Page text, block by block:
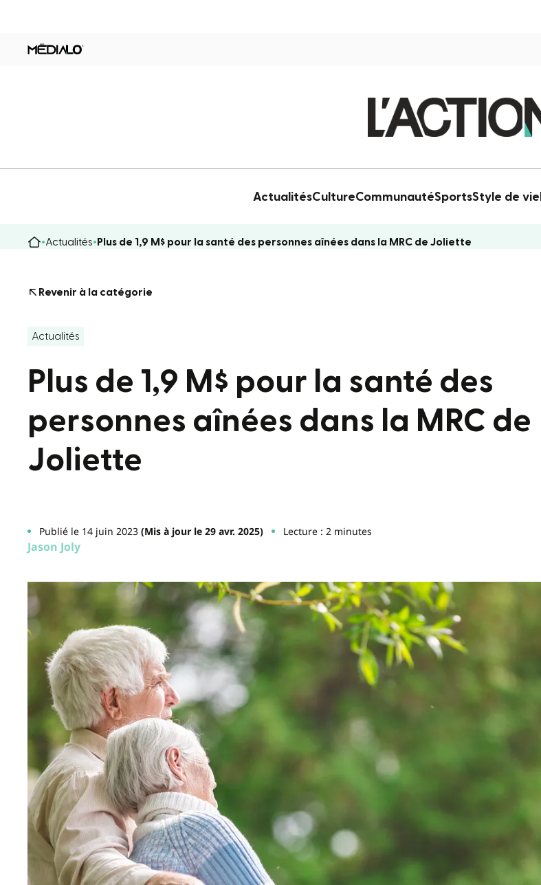
ActualitésCultureCommunautéSportsStyle de vie
Actualités Plus de 1,9 M$ pour la santé des personnes aînées dans la MRC de Joliette
Revenir à la catégorie
Actualités
Plus de 1,9 M$ pour la santé des
personnes aînées dans la MRC de
Joliette
Publié le 14 juin 2023(Mis à jour le 29 avr. 2025) Lecture : 2 minutes
Jason Joly